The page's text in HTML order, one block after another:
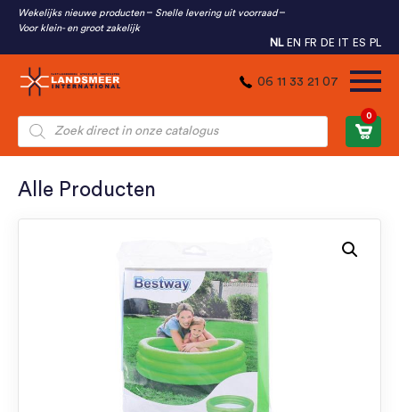
Wekelijks nieuwe producten
Snelle levering uit voorraad
Voor klein- en groot zakelijk
NL EN FR DE IT ES PL
06 11 33 21 07
Producten
zoeken
0
Alle Producten